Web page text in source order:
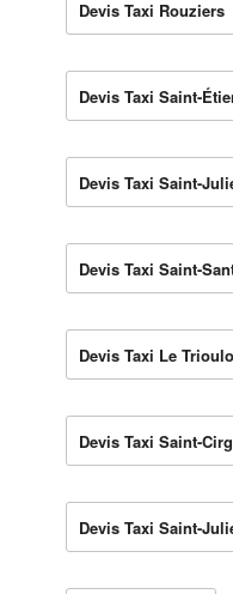
Devis Taxi Rouziers
Devis Taxi Saint-
Devis Taxi Saint-
Devis Taxi Saint-
Devis Taxi Le
Devis Taxi Saint-
Devis Taxi Saint-